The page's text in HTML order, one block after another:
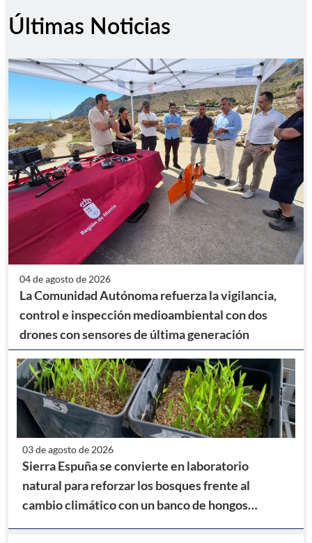
Últimas Noticias
04 de agosto de 2026
La Comunidad Autónoma refuerza la vigilancia,
control e inspección medioambiental con dos
drones con sensores de última generación
03 de agosto de 2026
Sierra Espuña se convierte en laboratorio
natural para reforzar los bosques frente al
cambio climático con un banco de hongos